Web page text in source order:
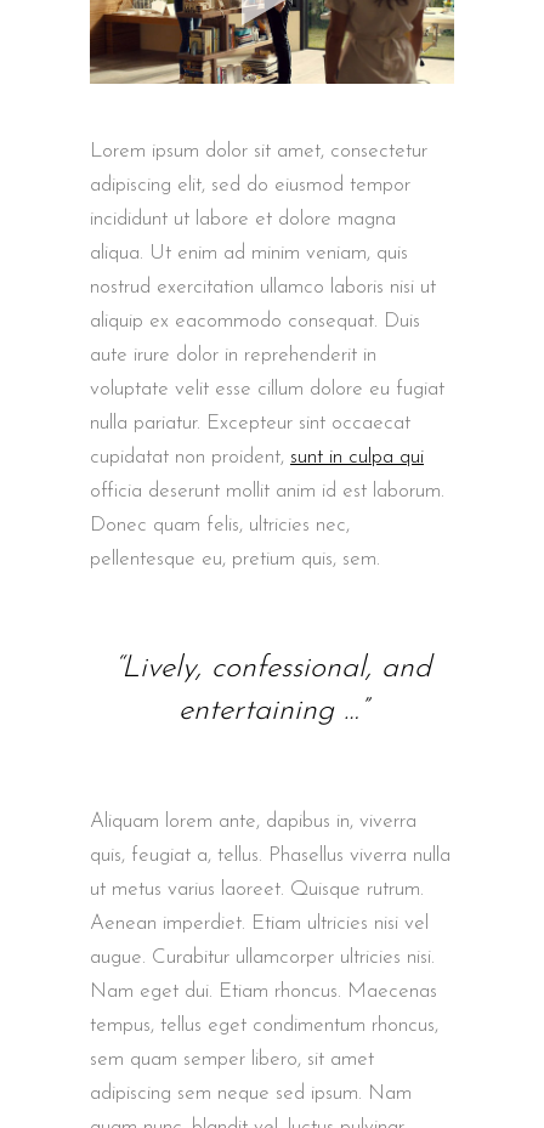
Lorem ipsum dolor sit amet, consectetur
adipiscing elit, sed do eiusmod tempor
incididunt ut labore et dolore magna
aliqua. Ut enim ad minim veniam, quis
nostrud exercitation ullamco laboris nisi ut
aliquip ex eacommodo consequat. Duis
aute irure dolor in reprehenderit in
voluptate velit esse cillum dolore eu fugiat
nulla pariatur. Excepteur sint occaecat
cupidatat non proident, sunt in culpa qui
officia deserunt mollit anim id est laborum.
Donec quam felis, ultricies nec,
pellentesque eu, pretium quis, sem.
“Lively, confessional, and
entertaining …”
Aliquam lorem ante, dapibus in, viverra
quis, feugiat a, tellus. Phasellus viverra nulla
ut metus varius laoreet. Quisque rutrum.
Aenean imperdiet. Etiam ultricies nisi vel
augue. Curabitur ullamcorper ultricies nisi.
Nam eget dui. Etiam rhoncus. Maecenas
tempus, tellus eget condimentum rhoncus,
sem quam semper libero, sit amet
adipiscing sem neque sed ipsum. Nam